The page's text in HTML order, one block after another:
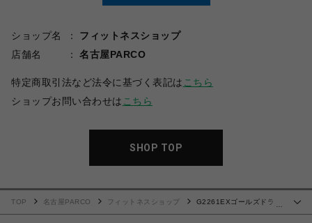
ショップ名
フィットネスショップ
店舗名
名古屋PARCO
特定商取引法など法令に基づく表記は こちら
ショップお問い合わせは こちら
SHOP TOP
TOP 名古屋PARCO フィットネスショップ
G2261EXゴールズドライ